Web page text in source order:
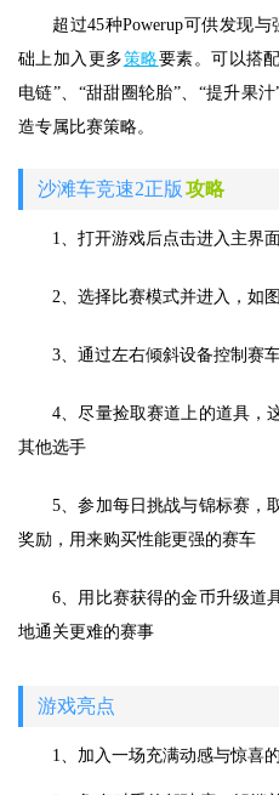
超过45种Powerup可供发现
础上加入更多策略要素。可以搭
电链”、“甜甜圈轮胎”、“提升果
造专属比赛策略。
沙滩车竞速2正版 攻略
1、打开游戏后点击进入主界面
2、选择比赛模式并进入，如
3、通过左右倾斜设备控制赛
4、尽量捡取赛道上的道具，
其他选手
5、参加每日挑战与锦标赛，
奖励，用来购买性能更强的赛车
6、用比赛获得的金币升级道
地通关更难的赛事
游戏亮点
1、加入一场充满动感与惊喜